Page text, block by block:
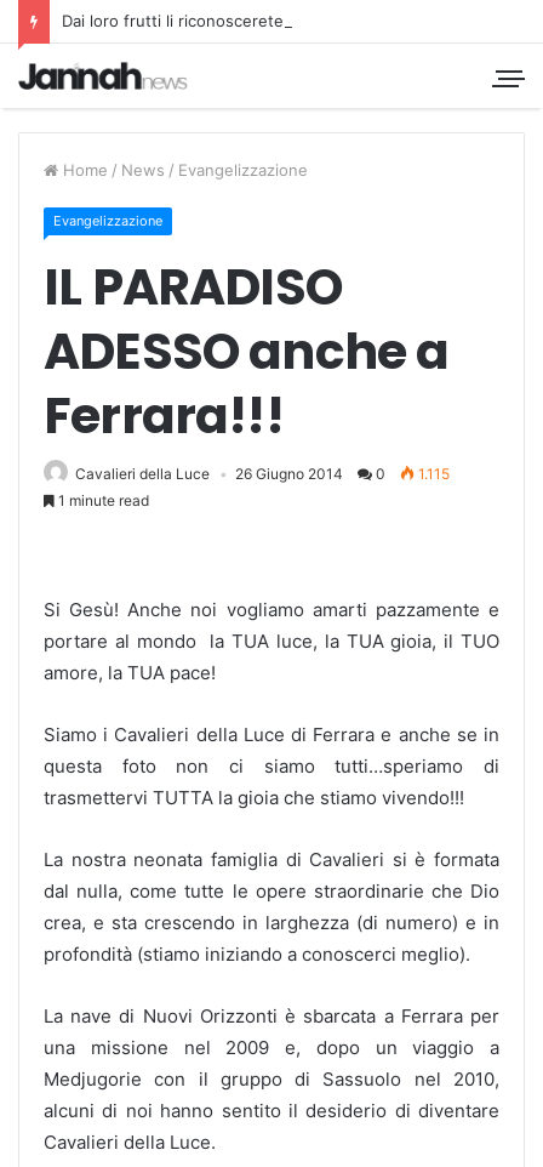
Dai loro frutti li riconoscerete
Home / News / Evangelizzazione
Evangelizzazione
IL PARADISO
ADESSO anche a
Ferrara!!!
Cavalieri della Luce 26 Giugno 2014 0
1.115
1 minute read
Si Gesù! Anche noi vogliamo amarti pazzamente e
portare al mondo la TUA luce, la TUA gioia, il TUO
amore, la TUA pace!
Siamo i Cavalieri della Luce di Ferrara e anche se in
questa foto non ci siamo tutti…speriamo di
trasmettervi TUTTA la gioia che stiamo vivendo!!!
La nostra neonata famiglia di Cavalieri si è formata
dal nulla, come tutte le opere straordinarie che Dio
crea, e sta crescendo in larghezza (di numero) e in
profondità (stiamo iniziando a conoscerci meglio).
La nave di Nuovi Orizzonti è sbarcata a Ferrara per
una missione nel 2009 e, dopo un viaggio a
Medjugorie con il gruppo di Sassuolo nel 2010,
alcuni di noi hanno sentito il desiderio di diventare
Cavalieri della Luce.